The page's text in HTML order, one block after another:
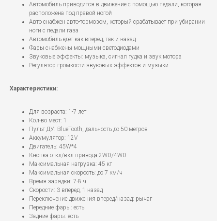
Автомобиль приводится в движение с помощью педали, которая
расположена под правой ногой
Авто снабжен авто-тормозом, который срабатывает при убирании
ноги с педали газа
Автомобиль едет как вперед, так и назад
Фары снабжены мощными светодиодами
Звуковые эффекты: музыка, сигнал гудка и звук мотора
Регулятор громкости звуковых эффектов и музыки
Характеристики:
Для возраста: 1-7 лет
Кол-во мест: 1
Пульт ДУ: BlueTooth, дальность до 50 метров
Аккумулятор: 12V
Двигатель: 45W*4
Кнопка откл/вкл привода 2WD/4WD
Максимальная нагрузка: 45 кг
Максимальная скорость: до 7 км/ч
Время зарядки: 7-8 ч
Скорости: 3 вперед, 1 назад
Переключение движения вперед/назад: рычаг
Передние фары: есть
Задние фары: есть